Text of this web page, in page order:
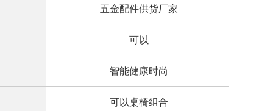
五金配件供货厂家
可以
智能健康时尚
可以桌椅组合